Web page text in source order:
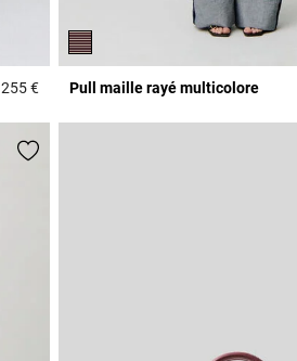
255 €3,2 out of 5 Customer Rating
Pull maille rayé multicolore